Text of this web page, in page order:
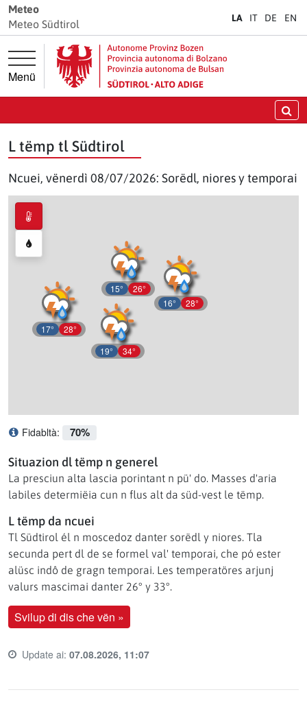
Jì diretamënter ala navigazion prinzipela
Jì diretamënter al cuntenut
Meteo
Meteo Südtirol
LA IT DE EN
Menü
L tëmp tl Südtirol
Ncuei, vënerdì 08/07/2026: Sorëdl, niores y temporai
17° 28°
15° 26°
19° 34°
16° 28°
Fidabltà: 70%
Situazion dl tëmp n generel
La presciun alta lascia porintant n pü' do. Masses d'aria
labiles determiëia cun n flus alt da süd-vest le tëmp.
L tëmp da ncuei
Tl Südtirol él n moscedoz danter sorëdl y niores. Tla
secunda pert dl de se formel val' temporai, che pó ester
alüsc indô de gragn temporai. Les temperatöres arjunj
valurs mascimai danter 26° y 33°.
Svilup di dis che vën »
Last update time:
Update ai: 07.08.2026, 11:07